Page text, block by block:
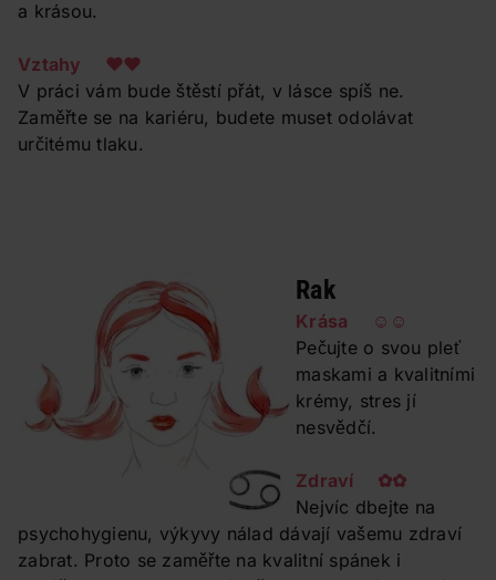
a krásou.
Vztahy ❤❤
V práci vám bude štěstí přát, v lásce spíš ne.
Zaměřte se na kariéru, budete muset odolávat
určitému tlaku.
Rak
Krása ☺☺
Pečujte o svou pleť
maskami a kvalitními
krémy, stres jí
nesvědčí.
Zdraví ✿✿
Nejvíc dbejte na
psychohygienu, výkyvy nálad dávají vašemu zdraví
zabrat. Proto se zaměřte na kvalitní spánek i